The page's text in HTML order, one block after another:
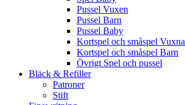
Pussel Vuxen
Pussel Barn
Pussel Baby
Kortspel och småspel Vuxna
Kortspel och småspel Barn
Övrigt Spel och pussel
Bläck & Refiller
Patroner
Stift